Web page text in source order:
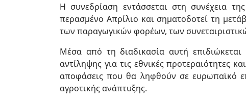
Η συνεδρίαση εντάσσεται στη συνέχεια
περασμένο Απρίλιο και σηματοδοτεί τη
των παραγωγικών φορέων, των
Μέσα από τη διαδικασία αυτή
αντίληψης για τις εθνικές
αποφάσεις που θα ληφθούν σε ευρωπαϊκό
αγροτικής ανάπτυξης.